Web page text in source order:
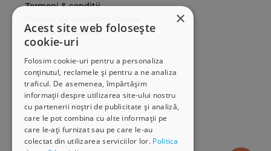
×
Acest site web folosește
cookie-uri
Folosim cookie-uri pentru a personaliza
conținutul, reclamele și pentru a ne analiza
traficul. De asemenea, împărtășim
informații despre utilizarea site-ului nostru
cu partenerii noștri de publicitate și analiză,
care le pot combina cu alte informații pe
care le-ați furnizat sau pe care le-au
colectat din utilizarea serviciilor lor. Politica
Termeni & condiții
Politica de cookies
ANPC
Serviciu clienți
Comunitatea Hamangiu
Cum comand online
Modalități de plată
Livrarea produselor
SEAP/SICAP